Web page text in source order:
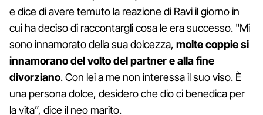
e dice di avere temuto la reazione di Ravi il giorno in
cui ha deciso di raccontargli cosa le era successo. "Mi
sono innamorato della sua dolcezza, molte coppie si
innamorano del volto del partner e alla fine
divorziano. Con lei a me non interessa il suo viso. È
una persona dolce, desidero che dio ci benedica per
la vita”, dice il neo marito.